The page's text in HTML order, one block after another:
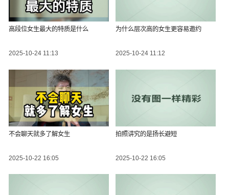
高段位女生最大的特质是什么
2025-10-24 11:13
为什么层次高的女生更容易邀约
2025-10-24 11:12
不会聊天就多了解女生
2025-10-22 16:05
拍照讲究的是扬长避短
2025-10-22 16:05